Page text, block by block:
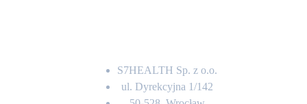
S7HEALTH Sp. z o.o.
ul. Dyrekcyjna 1/142